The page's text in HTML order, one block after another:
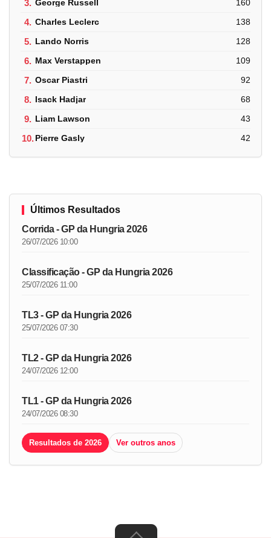
3. George Russell 160
4. Charles Leclerc 138
5. Lando Norris 128
6. Max Verstappen 109
7. Oscar Piastri 92
8. Isack Hadjar 68
9. Liam Lawson 43
10.Pierre Gasly 42
Últimos Resultados
Corrida - GP da Hungria 2026
26/07/2026 10:00
Classificação - GP da Hungria 2026
25/07/2026 11:00
TL3 - GP da Hungria 2026
25/07/2026 07:30
TL2 - GP da Hungria 2026
24/07/2026 12:00
TL1 - GP da Hungria 2026
24/07/2026 08:30
Resultados de 2026 Ver outros anos